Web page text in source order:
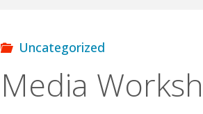
Uncategorized
Media